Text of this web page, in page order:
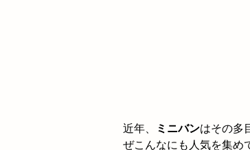
近年、 ミニバンはその多
ぜこんなにも人気を集め